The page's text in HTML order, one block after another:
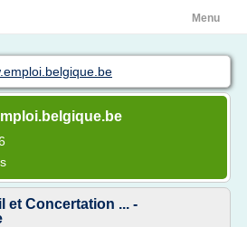
Menu
et Concertation ... -